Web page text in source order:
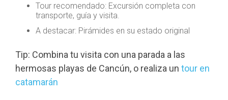
Tour recomendado: Excursión completa con
transporte, guía y visita.
A destacar: Pirámides en su estado original
Tip: Combina tu visita con una parada a las
hermosas playas de Cancún, o realiza un tour en
catamarán